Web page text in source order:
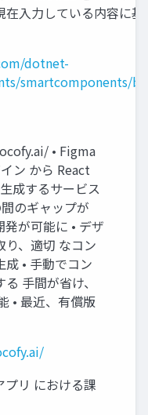
在⼊⼒している内容に
dotnet-
smartcomponents/
• Figma
ン から React
成するサービス
のギャップが
が可能に • デザ
り、適切 なコン
• ⼿動でコン
⼿間が省け、
• 最近、有償版
プリ における課